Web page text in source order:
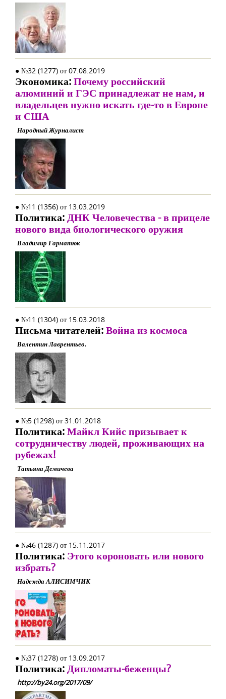
● №32 (1277) от 07.08.2019
Экономика:Почему российский
алюминий и ГЭС принадлежат не нам, и
владельцев нужно искать где-то в Европе
и США
Народный Журналист
● №11 (1356) от 13.03.2019
Политика:ДНК Человечества - в прицеле
нового вида биологического оружия
Владимир Гарматюк
● №11 (1304) от 15.03.2018
Письма читателей:Война из космоса
Валентин Лаврентьев.
● №5 (1298) от 31.01.2018
Политика:Майкл Кийс призывает к
сотрудничеству людей, проживающих на
рубежах!
Татьяна Демичева
● №46 (1287) от 15.11.2017
Политика: Этого короновать или нового
избрать?
Надежда АЛИСИМЧИК
● №37 (1278) от 13.09.2017
Политика:Дипломаты-беженцы?
http://by24.org/2017/09/